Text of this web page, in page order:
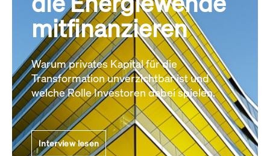
mitfinanzieren
Warum privates Kapital für die
Transformation unverzichtbar ist und
welche Rolle Investoren dabei spielen.
Interview lesen